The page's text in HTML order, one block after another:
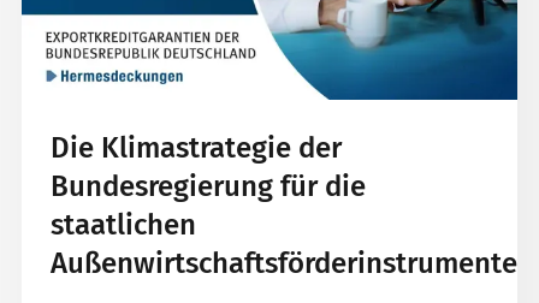
Die Klimastrategie der
Bundesregierung für die
staatlichen
Außenwirtschaftsförderinstrumente